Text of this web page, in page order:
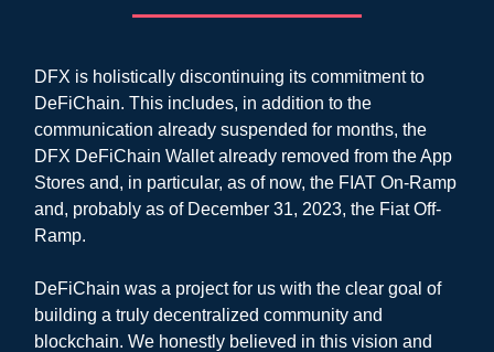
DFX is holistically discontinuing its commitment to
DeFiChain. This includes, in addition to the
communication already suspended for months, the
DFX DeFiChain Wallet already removed from the App
Stores and, in particular, as of now, the FIAT On-Ramp
and, probably as of December 31, 2023, the Fiat Off-
Ramp.
DeFiChain was a project for us with the clear goal of
building a truly decentralized community and
blockchain. We honestly believed in this vision and